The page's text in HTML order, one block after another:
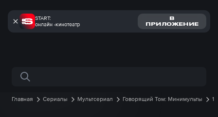
START:
онлайн -кинотеатр
В
ПРИЛОЖЕНИЕ
Поиск по сайту
Главная Сериалы Мультсериал Говорящий Том: Минимульты
1